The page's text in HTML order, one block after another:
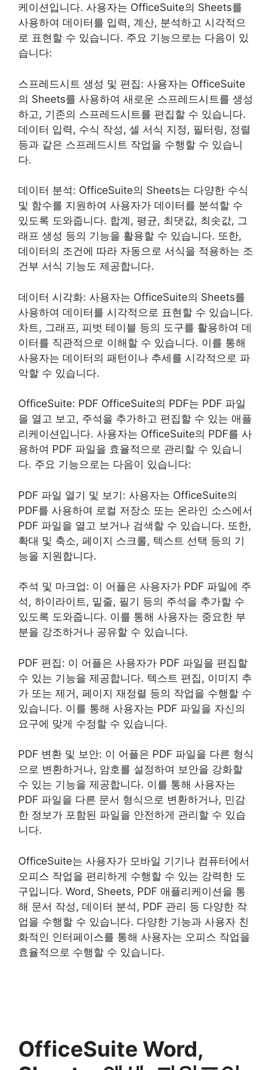
케이션입니다. 사용자는 OfficeSuite의 Sheets를
사용하여 데이터를 입력, 계산, 분석하고 시각적으
로 표현할 수 있습니다. 주요 기능으로는 다음이 있
습니다:
스프레드시트 생성 및 편집: 사용자는 OfficeSuite
의 Sheets를 사용하여 새로운 스프레드시트를 생성
하고, 기존의 스프레드시트를 편집할 수 있습니다.
데이터 입력, 수식 작성, 셀 서식 지정, 필터링, 정렬
등과 같은 스프레드시트 작업을 수행할 수 있습니
다.
데이터 분석: OfficeSuite의 Sheets는 다양한 수식
및 함수를 지원하여 사용자가 데이터를 분석할 수
있도록 도와줍니다. 합계, 평균, 최댓값, 최솟값, 그
래프 생성 등의 기능을 활용할 수 있습니다. 또한,
데이터의 조건에 따라 자동으로 서식을 적용하는 조
건부 서식 기능도 제공합니다.
데이터 시각화: 사용자는 OfficeSuite의 Sheets를
사용하여 데이터를 시각적으로 표현할 수 있습니다.
차트, 그래프, 피벗 테이블 등의 도구를 활용하여 데
이터를 직관적으로 이해할 수 있습니다. 이를 통해
사용자는 데이터의 패턴이나 추세를 시각적으로 파
악할 수 있습니다.
OfficeSuite: PDF OfficeSuite의 PDF는 PDF 파일
을 열고 보고, 주석을 추가하고 편집할 수 있는 애플
리케이션입니다. 사용자는 OfficeSuite의 PDF를 사
용하여 PDF 파일을 효율적으로 관리할 수 있습니
다. 주요 기능으로는 다음이 있습니다:
PDF 파일 열기 및 보기: 사용자는 OfficeSuite의
PDF를 사용하여 로컬 저장소 또는 온라인 소스에서
PDF 파일을 열고 보거나 검색할 수 있습니다. 또한,
확대 및 축소, 페이지 스크롤, 텍스트 선택 등의 기
능을 지원합니다.
주석 및 마크업: 이 어플은 사용자가 PDF 파일에 주
석, 하이라이트, 밑줄, 필기 등의 주석을 추가할 수
있도록 도와줍니다. 이를 통해 사용자는 중요한 부
분을 강조하거나 공유할 수 있습니다.
PDF 편집: 이 어플은 사용자가 PDF 파일을 편집할
수 있는 기능을 제공합니다. 텍스트 편집, 이미지 추
가 또는 제거, 페이지 재정렬 등의 작업을 수행할 수
있습니다. 이를 통해 사용자는 PDF 파일을 자신의
요구에 맞게 수정할 수 있습니다.
PDF 변환 및 보안: 이 어플은 PDF 파일을 다른 형식
으로 변환하거나, 암호를 설정하여 보안을 강화할
수 있는 기능을 제공합니다. 이를 통해 사용자는
PDF 파일을 다른 문서 형식으로 변환하거나, 민감
한 정보가 포함된 파일을 안전하게 관리할 수 있습
니다.
OfficeSuite는 사용자가 모바일 기기나 컴퓨터에서
오피스 작업을 편리하게 수행할 수 있는 강력한 도
구입니다. Word, Sheets, PDF 애플리케이션을 통
해 문서 작성, 데이터 분석, PDF 관리 등 다양한 작
업을 수행할 수 있습니다. 다양한 기능과 사용자 친
화적인 인터페이스를 통해 사용자는 오피스 작업을
효율적으로 수행할 수 있습니다.
OfficeSuite Word,